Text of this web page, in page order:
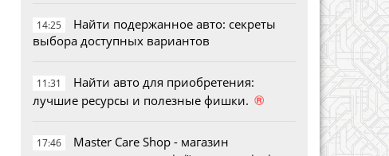
14:25
Найти подержанное авто: секреты
выбора доступных вариантов
11:31
Найти авто для приобретения:
лучшие ресурсы и полезные фишки. ®
17:46
Master Care Shop - магазин